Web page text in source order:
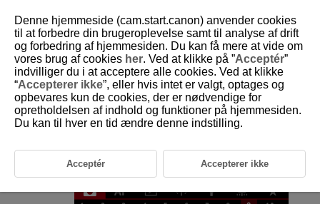
D185-099
Omvendt skærm
Et spejlbillede kan vises, når du optager med skærmen drejet mod
Denne hjemmeside (cam.start.canon) anvender cookies
til at forbedre din brugeroplevelse samt til analyse af drift
og forbedring af hjemmesiden. Du kan få mere at vide om
vores brug af cookies her. Ved at klikke på ”Acceptér”
indvilliger du i at acceptere alle cookies. Ved at klikke
“Accepterer ikke”, eller hvis intet er valgt, optages og
opbevares kun de cookies, der er nødvendige for
opretholdelsen af indhold og funktioner på hjemmesiden.
Du kan til hver en tid ændre denne indstilling.
Acceptér Accepterer ikke